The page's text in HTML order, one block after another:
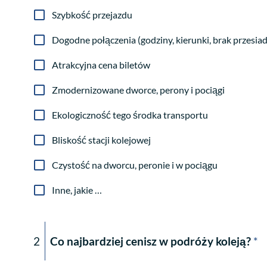
Szybkość przejazdu
Dogodne połączenia (godziny, kierunki, brak
Atrakcyjna cena biletów
Zmodernizowane dworce, perony i pociągi
Ekologiczność tego środka transportu
Bliskość stacji kolejowej
Czystość na dworcu, peronie i w pociągu
Inne, jakie …
2 Co najbardziej cenisz w podróży koleją? *